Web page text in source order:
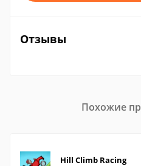
Отзывы
Похожие
Hill Climb Racing